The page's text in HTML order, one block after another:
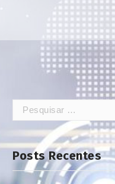
Pesquisar
por:
Posts Recentes